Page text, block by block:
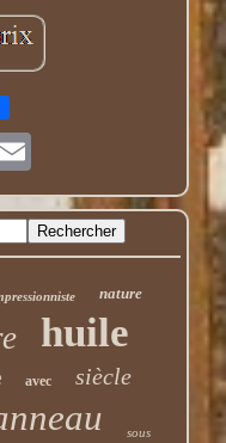
nature
huile
avec siècle
sous